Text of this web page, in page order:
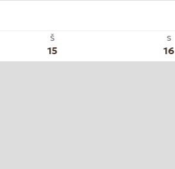
Š
15
S
16